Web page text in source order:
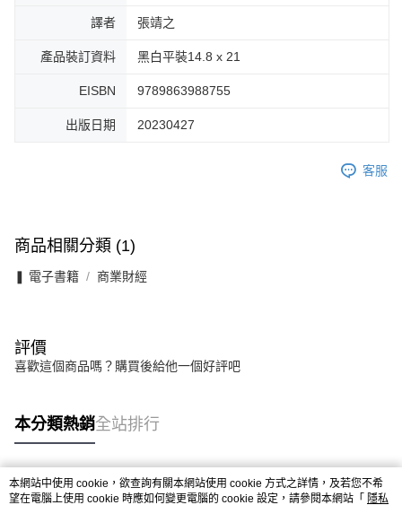
譯者 張靖之
產品裝訂資料 黑白平裝14.8 x 21
EISBN 9789863988755
出版日期 20230427
客服
商品相關分類 (1)
❚ 電子書籍 商業財經
評價
喜歡這個商品嗎？購買後給他一個好評吧
本分類熱銷全站排行
熱門標籤
本網站中使用 cookie，欲查詢有關本網站使用 cookie 方式之詳情，及若您不希
望在電腦上使用 cookie 時應如何變更電腦的 cookie 設定，請參閱本網站「 隱私